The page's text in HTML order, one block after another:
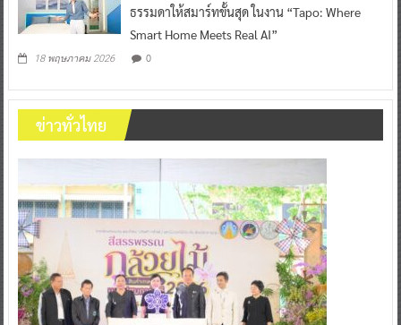
ธรรมดาให้สมาร์ทขั้นสุด ในงาน “Tapo: Where
Smart Home Meets Real AI”
18 พฤษภาคม 2026 0
ข่าวทั่วไทย